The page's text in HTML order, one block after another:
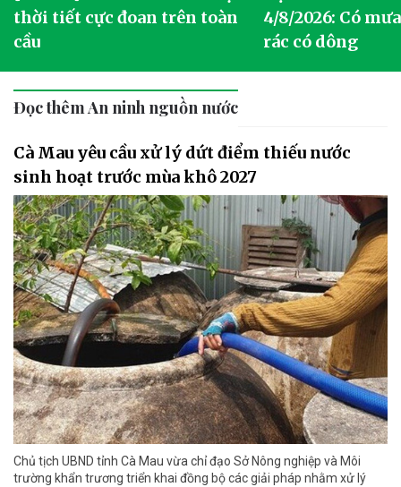
thời tiết cực đoan trên toàn
cầu
4/8/2026: Có
rác có dông
Đọc thêm An ninh nguồn nước
Cà Mau yêu cầu xử lý dứt điểm thiếu nước
sinh hoạt trước mùa khô 2027
Chủ tịch UBND tỉnh Cà Mau vừa chỉ đạo Sở Nông nghiệp và Môi
trường khẩn trương triển khai đồng bộ các giải pháp nhằm xử lý